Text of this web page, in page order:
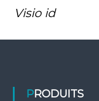
Visio id
PRODUITS